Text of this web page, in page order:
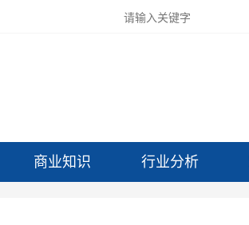
商业知识 行业分析